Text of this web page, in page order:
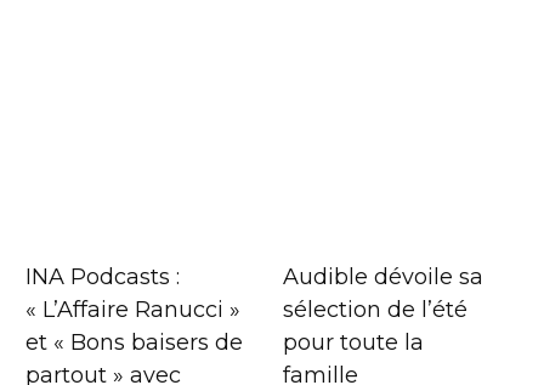
INA Podcasts :
« L’Affaire Ranucci »
et « Bons baisers de
partout » avec
Audible dévoile sa
sélection de l’été
pour toute la
famille